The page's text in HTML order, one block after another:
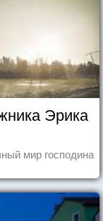
Эрика
мир господина